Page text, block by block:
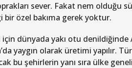
sever. Fakat nem olduğu
özel bakıma gerek yoktur.
dünyada yakı otu denildiğinde
yaygın olarak üretimi yapılır.
bu şehirlerin yanı sıra ülke